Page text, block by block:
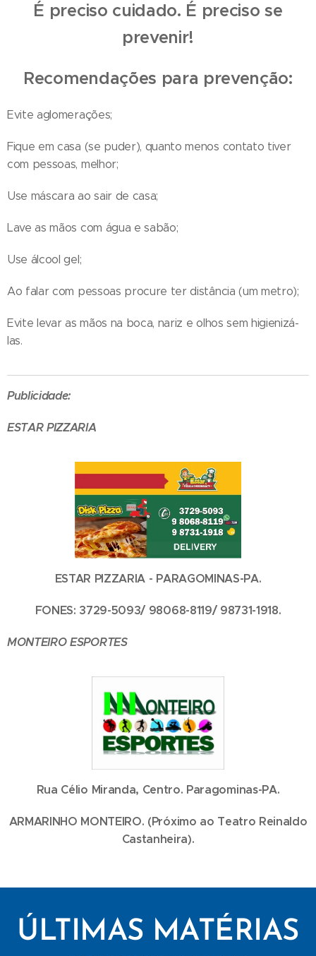
É preciso cuidado. É preciso se
prevenir!
Recomendações para prevenção:
Evite aglomerações;
Fique em casa (se puder), quanto menos contato tiver
com pessoas, melhor;
Use máscara ao sair de casa;
Lave as mãos com água e sabão;
Use álcool gel;
Ao falar com pessoas procure ter distância (um metro);
Evite levar as mãos na boca, nariz e olhos sem higienizá-
las.
Publicidade:
ESTAR PIZZARIA
ESTAR PIZZARIA - PARAGOMINAS-PA.
FONES: 3729-5093/ 98068-8119/ 98731-1918.
MONTEIRO ESPORTES
Rua Célio Miranda, Centro. Paragominas-PA.
ARMARINHO MONTEIRO. (Próximo ao Teatro Reinaldo
Castanheira).
ÚLTIMAS MATÉRIAS